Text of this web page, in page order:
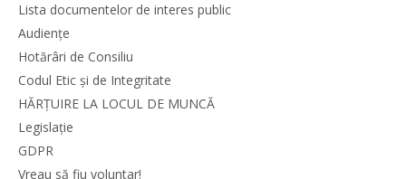
Lista documentelor de interes public
Audiențe
Hotărâri de Consiliu
Codul Etic și de Integritate
HĂRȚUIRE LA LOCUL DE MUNCĂ
Legislație
GDPR
Vreau să fiu voluntar!